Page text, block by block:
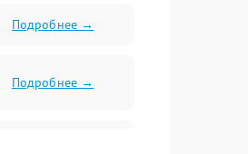
Подробнее →
Подробнее →